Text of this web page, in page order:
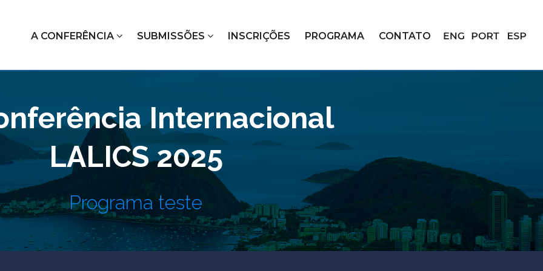
A CONFERÊNCIA SUBMISSÕES INSCRIÇÕES PROGRAMA CONTATO
Internacional
LALICS 2025
Programa teste